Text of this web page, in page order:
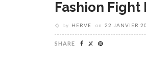
Fashion Fight
by HERVE on 22 JANVIER
SHARE